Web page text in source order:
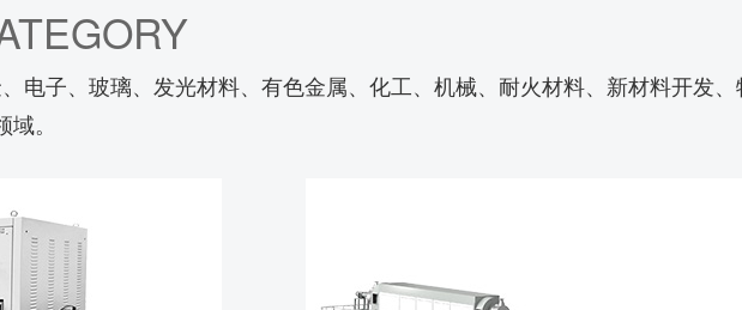
电子、玻璃、发光材料、有色金属、化工、机械、耐火材料、新材料开发
。